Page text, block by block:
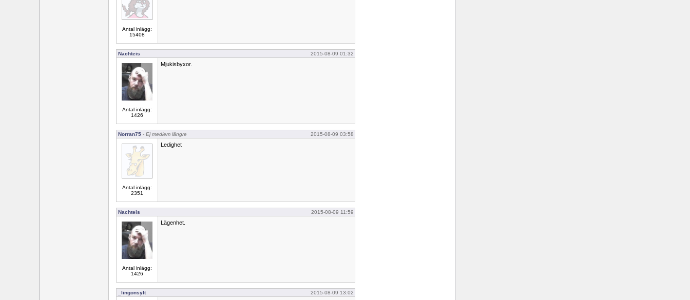
Antal inlägg:
15408
Nachteis 2015-08-09 01:32
Antal inlägg:
1426
Mjukisbyxor.
Norran75 - Ej medlem längre 2015-08-09 03:58
Antal inlägg:
2351
Ledighet
Nachteis 2015-08-09 11:59
Antal inlägg:
1426
Lägenhet.
_lingonsylt 2015-08-09 13:02